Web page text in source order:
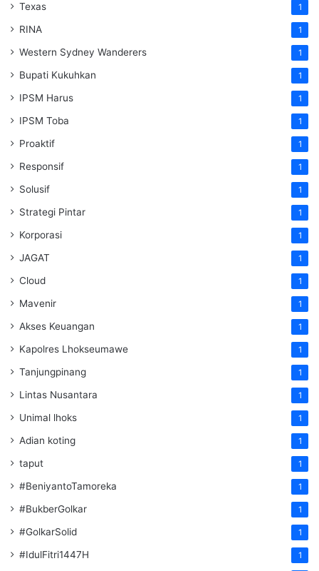
Texas 1
RINA 1
Western Sydney Wanderers 1
Bupati Kukuhkan 1
IPSM Harus 1
IPSM Toba 1
Proaktif 1
Responsif 1
Solusif 1
Strategi Pintar 1
Korporasi 1
JAGAT 1
Cloud 1
Mavenir 1
Akses Keuangan 1
Kapolres Lhokseumawe 1
Tanjungpinang 1
Lintas Nusantara 1
Unimal lhoks 1
Adian koting 1
taput 1
#BeniyantoTamoreka 1
#BukberGolkar 1
#GolkarSolid 1
#IdulFitri1447H 1